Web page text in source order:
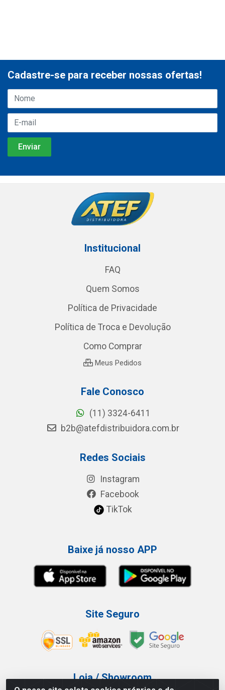
Cadastre-se para receber nossas ofertas!
Institucional
FAQ
Quem Somos
Política de Privacidade
Política de Troca e Devolução
Como Comprar
Meus Pedidos
Fale Conosco
(11) 3324-6411
b2b@atefdistribuidora.com.br
Redes Sociais
Instagram
Facebook
TikTok
Baixe já nosso APP
Site Seguro
Loja / Showroom